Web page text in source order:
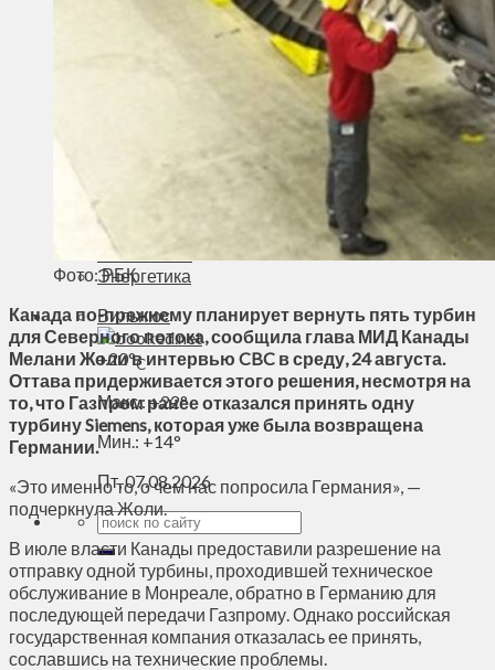
Происшествия
Едим дома
Ищу семью
Духовное пространство
Спорт
Технологии
Энергетика
Вильнюс
+20°C
Макс.:+22°
Мин.: +14°
Пт, 07.08.2026
Фото: РБК
Канада по-прежнему планирует вернуть пять турбин
для Северного потока, сообщила глава МИД Канады
Мелани Жоли в интервью CBC в среду, 24 августа.
Оттава придерживается этого решения, несмотря на
то, что Газпром ранее отказался принять одну
турбину Siemens, которая уже была возвращена
Германии.
«Это именно то, о чем нас попросила Германия», —
подчеркнула Жоли.
В июле власти Канады предоставили разрешение на
отправку одной турбины, проходившей техническое
обслуживание в Монреале, обратно в Германию для
последующей передачи Газпрому. Однако российская
государственная компания отказалась ее принять,
сославшись на технические проблемы.